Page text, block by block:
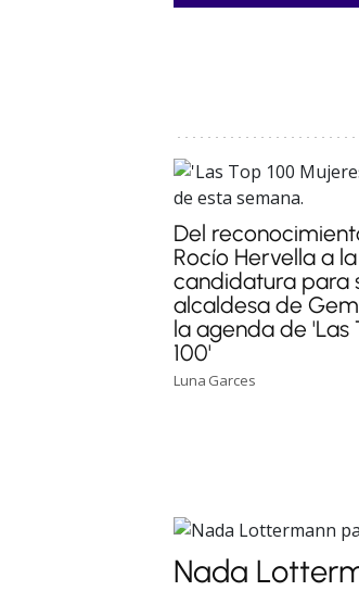
Del
Rocío Hervella a la
candidatura para
alcaldesa de
la agenda de 'Las
100'
Luna Garces
Nada